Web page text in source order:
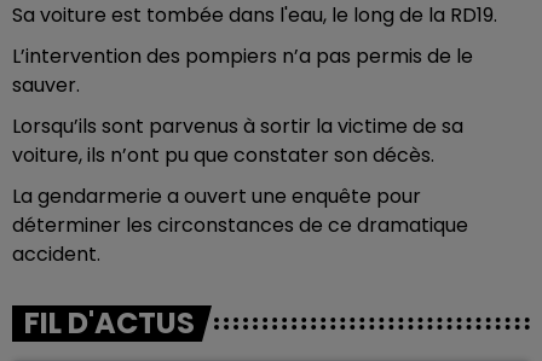
Sa voiture est tombée dans l'eau, le long de la RD19.
L’intervention des pompiers n’a pas permis de le
sauver.
Lorsqu’ils sont parvenus à sortir la victime de sa
voiture, ils n’ont pu que constater son décès.
La gendarmerie a ouvert une enquête pour
déterminer les circonstances de ce dramatique
accident.
FIL D'ACTUS